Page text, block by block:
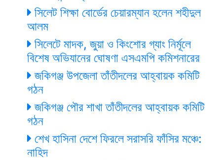
সিলেট শিক্ষা বোর্ডের চেয়ারম্যান হলেন শহীদুল
আলম
সিলেটে মাদক, জুয়া ও কিংশোর গ্যাং নির্মূলে
বিশেষ অভিযানের ঘোষণা এসএমপি কমিশনারের
জকিগঞ্জ উপজেলা তাঁতীদলের আহ্বায়ক কমিটি
গঠন
জকিগঞ্জ পৌর শাখা তাঁতীদলের আহ্বায়ক কমিটি
গঠন
শেখ হাসিনা দেশে ফিরলে সরাসরি ফাঁসির মঞ্চে:
নাহিদ